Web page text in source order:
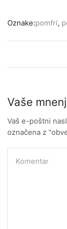
Oznake:pomfri,
Vaše
Vaš e-poštni
označena z